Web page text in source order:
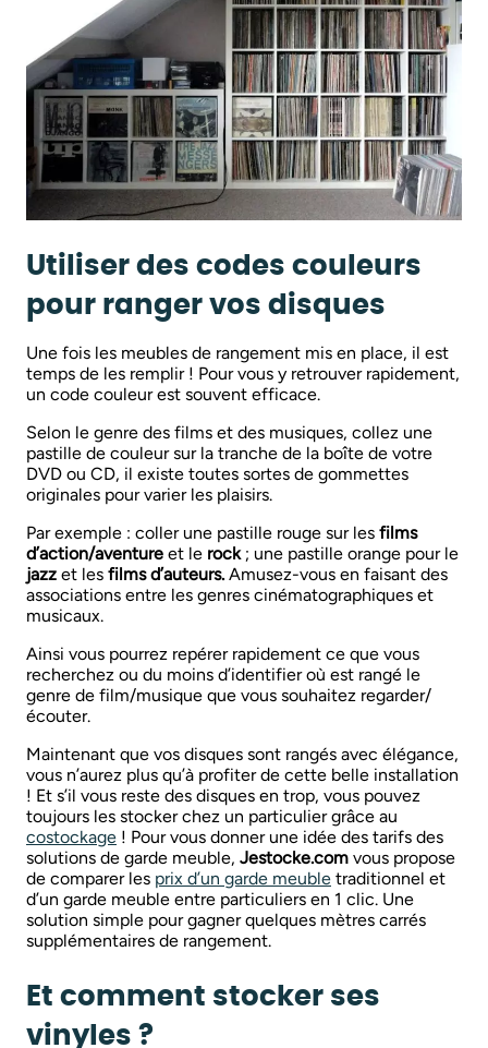
Utiliser des codes couleurs
pour ranger vos disques
Une fois les meubles de rangement mis en place, il est
temps de les remplir ! Pour vous y retrouver rapidement,
un code couleur est souvent efficace.
Selon le genre des films et des musiques, collez une
pastille de couleur sur la tranche de la boîte de votre
DVD ou CD, il existe toutes sortes de gommettes
originales pour varier les plaisirs.
Par exemple : coller une pastille rouge sur les films
d’action/aventure et le rock; une pastille orange pour le
jazz et les films d’auteurs. Amusez-vous en faisant des
associations entre les genres cinématographiques et
musicaux.
Ainsi vous pourrez repérer rapidement ce que vous
recherchez ou du moins d’identifier où est rangé le
genre de film/musique que vous souhaitez regarder/
écouter.
Maintenant que vos disques sont rangés avec élégance,
vous n’aurez plus qu’à profiter de cette belle installation
! Et s’il vous reste des disques en trop, vous pouvez
toujours les stocker chez un particulier grâce au
costockage ! Pour vous donner une idée des tarifs des
solutions de garde meuble, Jestocke.com vous propose
de comparer les prix d’un garde meuble traditionnel et
d’un garde meuble entre particuliers en 1 clic. Une
solution simple pour gagner quelques mètres carrés
supplémentaires de rangement.
Et comment stocker ses
vinyles ?